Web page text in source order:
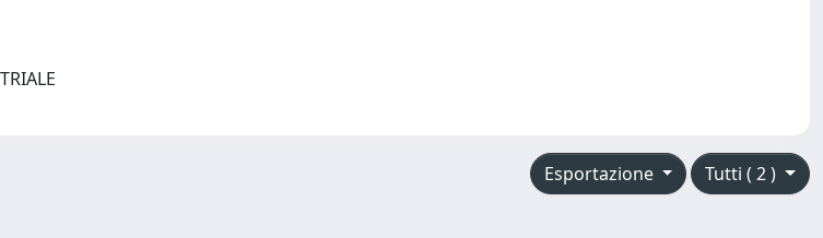
Tutti ( 2 )
Esportazione